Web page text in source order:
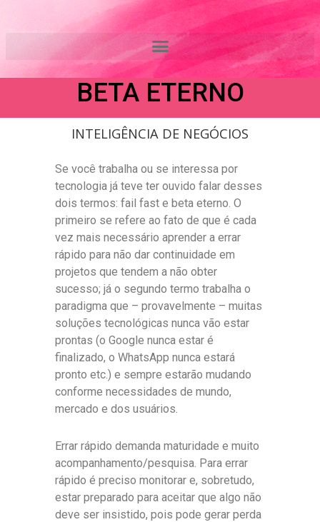
conteúdo
OS DILEMAS DO
FAIL FAST E DO
BETA ETERNO
INTELIGÊNCIA DE NEGÓCIOS
Se você trabalha ou se interessa por
tecnologia já teve ter ouvido falar desses
dois termos: fail fast e beta eterno. O
primeiro se refere ao fato de que é cada
vez mais necessário aprender a errar
rápido para não dar continuidade em
projetos que tendem a não obter
sucesso; já o segundo termo trabalha o
paradigma que – provavelmente – muitas
soluções tecnológicas nunca vão estar
prontas (o Google nunca estar é
finalizado, o WhatsApp nunca estará
pronto etc.) e sempre estarão mudando
conforme necessidades de mundo,
mercado e dos usuários.
Errar rápido demanda maturidade e muito
acompanhamento/pesquisa. Para errar
rápido é preciso monitorar e, sobretudo,
estar preparado para aceitar que algo não
deve ser insistido, pois pode gerar perda